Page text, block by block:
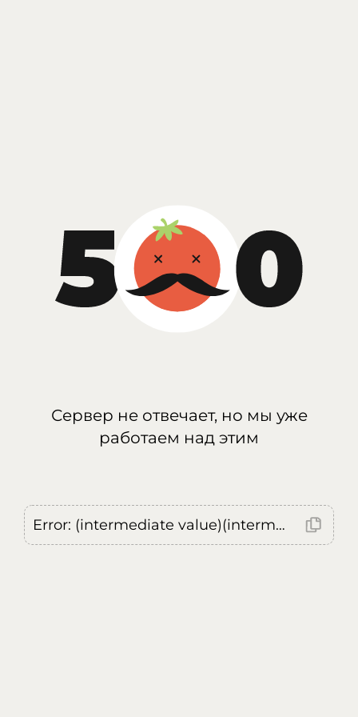
Сервер не отвечает, но мы уже
работаем над этим
Error: (intermediate value)(intermediate value)(intermediate value).replaceAll is not a function